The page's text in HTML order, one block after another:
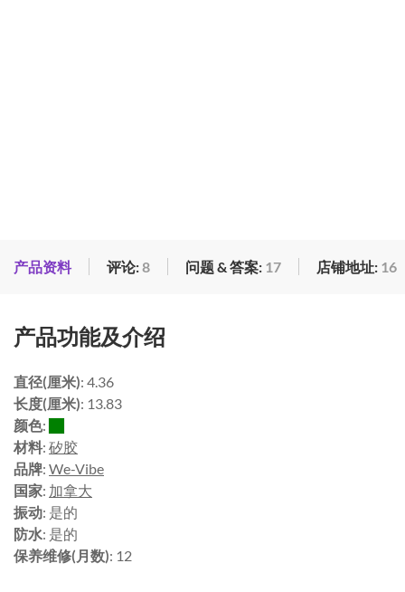
产品资料 评论:8 问题 & 答案: 17 店铺地址: 16
产品功能及介绍
直径(厘米): 4.36
长度(厘米): 13.83
颜色:
材料: 矽胶
品牌: We-Vibe
国家: 加拿大
振动: 是的
防水: 是的
保养维修(月数): 12